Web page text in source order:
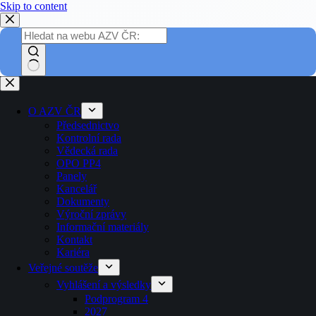
Skip to content
O AZV ČR
Předsednictvo
Kontrolní rada
Vědecká rada
OPO PP4
Panely
Kancelář
Dokumenty
Výroční zprávy
Informační materiály
Kontakt
Kariéra
Veřejné soutěže
Vyhlášení a výsledky
Podprogram 4
2027